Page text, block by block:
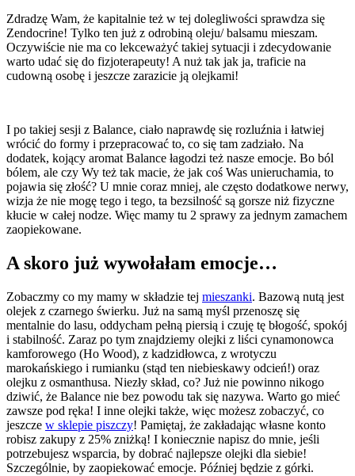
Zdradzę Wam, że kapitalnie też w tej dolegliwości sprawdza się
Zendocrine! Tylko ten już z odrobiną oleju/ balsamu mieszam.
Oczywiście nie ma co lekceważyć takiej sytuacji i zdecydowanie
warto udać się do fizjoterapeuty! A nuż tak jak ja, traficie na
cudowną osobę i jeszcze zarazicie ją olejkami!
I po takiej sesji z Balance, ciało naprawdę się rozluźnia i łatwiej
wrócić do formy i przepracować to, co się tam zadziało. Na
dodatek, kojący aromat Balance łagodzi też nasze emocje. Bo ból
bólem, ale czy Wy też tak macie, że jak coś Was unieruchamia, to
pojawia się złość? U mnie coraz mniej, ale często dodatkowe nerwy,
wizja że nie mogę tego i tego, ta bezsilność są gorsze niż fizyczne
kłucie w całej nodze. Więc mamy tu 2 sprawy za jednym zamachem
zaopiekowane.
A skoro już wywołałam emocje…
Zobaczmy co my mamy w składzie tej mieszanki. Bazową nutą jest
olejek z czarnego świerku. Już na samą myśl przenoszę się
mentalnie do lasu, oddycham pełną piersią i czuję tę błogość, spokój
i stabilność. Zaraz po tym znajdziemy olejki z liści cynamonowca
kamforowego (Ho Wood), z kadzidłowca, z wrotyczu
marokańskiego i rumianku (stąd ten niebieskawy odcień!) oraz
olejku z osmanthusa. Niezły skład, co? Już nie powinno nikogo
dziwić, że Balance nie bez powodu tak się nazywa. Warto go mieć
zawsze pod ręka! I inne olejki także, więc możesz zobaczyć, co
jeszcze w sklepie piszczy! Pamiętaj, że zakładając własne konto
robisz zakupy z 25% zniżką! I koniecznie napisz do mnie, jeśli
potrzebujesz wsparcia, by dobrać najlepsze olejki dla siebie!
Szczególnie, by zaopiekować emocje. Później będzie z górki.